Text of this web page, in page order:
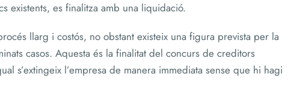
existents, es finalitza amb una liquidació.
llarg i costós, no obstant existeix una figura prevista per la
casos. Aquesta és la finalitat del concurs de creditors
s’extingeix l’empresa de manera immediata sense que hi hagi